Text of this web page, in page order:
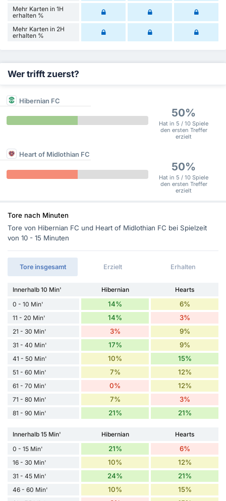
Mehr Karten in 1H
erhalten %
Mehr Karten in 2H
erhalten %
Wer trifft zuerst?
Hibernian FC
50%
Hat in 5 / 10 Spiele
den ersten Treffer
erzielt
Heart of Midlothian FC
50%
Hat in 5 / 10 Spiele
den ersten Treffer
erzielt
Tore nach Minuten
Tore von Hibernian FC und Heart of Midlothian FC bei Spielzeit
von 10 - 15 Minuten
Tore insgesamt Erzielt Erhalten
Innerhalb 10 Min' Hibernian
Hearts
0 - 10 Min'
14% 6%
11 - 20 Min' 14% 3%
21 - 30 Min' 3% 9%
31 - 40 Min' 17% 9%
41 - 50 Min' 10% 15%
51 - 60 Min' 7% 12%
61 - 70 Min' 0% 12%
71 - 80 Min' 7% 3%
81 - 90 Min' 21% 21%
Innerhalb 15 Min' Hibernian
Hearts
0 - 15 Min'
21% 6%
16 - 30 Min' 10% 12%
31 - 45 Min' 24% 21%
46 - 60 Min' 10% 15%